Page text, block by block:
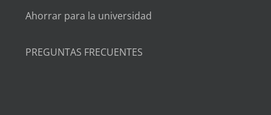
Ahorrar para la universidad
PREGUNTAS FRECUENTES